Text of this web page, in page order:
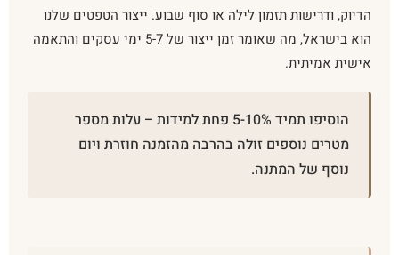
הדיוק, ודרישות תזמון לילה או סוף שבוע. ייצור הטפטים שלנו
הוא בישראל, מה שאומר זמן ייצור של 5-7 ימי עסקים והתאמה
אישית אמיתית.
הוסיפו תמיד 5-10% פחת למידות – עלות מספר
מטרים נוספים זולה בהרבה מהזמנה חוזרת ויום
נוסף של המתנה.